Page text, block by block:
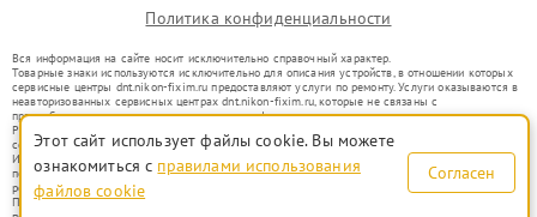
Политика конфиденциальности
Вся информация на сайте носит исключительно справочный характер.
Товарные знаки используются исключительно для описания устройств, в отношении которых
сервисные центры dnt.nikon-fixim.ru предоставляют услуги по ремонту. Услуги оказываются в
неавторизованных сервисных центрах dnt.nikon-fixim.ru, которые не связаны с
правообладателями товарных знаков или их официальными представителями.
Ремонт осуществляется для устройств, уже введенных в гражданский оборот в соответствии
со статьей 1487 ГК РФ.
Использование товарных знаков не преследует цели индивидуализации услуг или введения
потребителей в заблуждение, а служит для информирования о предоставляемых услугах по
ремонту техники указанных брендов.
Представленная на сайте информация не является публичной офертой, определяемой
Этот сайт использует файлы cookie. Вы можете
ознакомиться с правилами использования
файлов cookie
Согласен